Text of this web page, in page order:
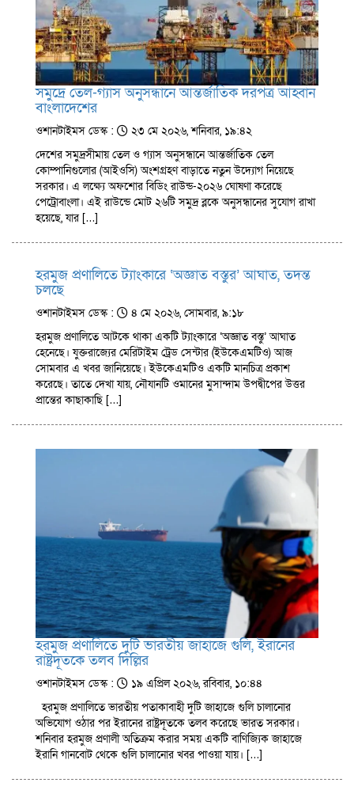
সমুদ্রে তেল-গ্যাস অনুসন্ধানে আন্তর্জাতিক দরপত্র আহ্বান
বাংলাদেশের
ওশানটাইমস ডেস্ক :
২৩ মে ২০২৬, শনিবার, ১৯:৪২
দেশের সমুদ্রসীমায় তেল ও গ্যাস অনুসন্ধানে আন্তর্জাতিক তেল
কোম্পানিগুলোর (আইওসি) অংশগ্রহণ বাড়াতে নতুন উদ্যোগ নিয়েছে
সরকার। এ লক্ষ্যে অফশোর বিডিং রাউন্ড-২০২৬ ঘোষণা করেছে
পেট্রোবাংলা। এই রাউন্ডে মোট ২৬টি সমুদ্র ব্লকে অনুসন্ধানের সুযোগ রাখা
হয়েছে, যার […]
হরমুজ প্রণালিতে ট্যাংকারে ‘অজ্ঞাত বস্তুর’ আঘাত, তদন্ত
চলছে
ওশানটাইমস ডেস্ক :
৪ মে ২০২৬, সোমবার, ৯:১৮
হরমুজ প্রণালিতে আটকে থাকা একটি ট্যাংকারে ‘অজ্ঞাত বস্তু’ আঘাত
হেনেছে। যুক্তরাজ্যের মেরিটাইম ট্রেড সেন্টার (ইউকেএমটিও) আজ
সোমবার এ খবর জানিয়েছে। ইউকেএমটিও একটি মানচিত্র প্রকাশ
করেছে। তাতে দেখা যায়, নৌযানটি ওমানের মুসান্দাম উপদ্বীপের উত্তর
প্রান্তের কাছাকাছি […]
হরমুজ প্রণালিতে দুটি ভারতীয় জাহাজে গুলি, ইরানের
রাষ্ট্রদূতকে তলব দিল্লির
ওশানটাইমস ডেস্ক :
১৯ এপ্রিল ২০২৬, রবিবার, ১০:৪৪
হরমুজ প্রণালিতে ভারতীয় পতাকাবাহী দুটি জাহাজে গুলি চালানোর
অভিযোগ ওঠার পর ইরানের রাষ্ট্রদূতকে তলব করেছে ভারত সরকার।
শনিবার হরমুজ প্রণালী অতিক্রম করার সময় একটি বাণিজ্যিক জাহাজে
ইরানি গানবোট থেকে গুলি চালানোর খবর পাওয়া যায়। […]